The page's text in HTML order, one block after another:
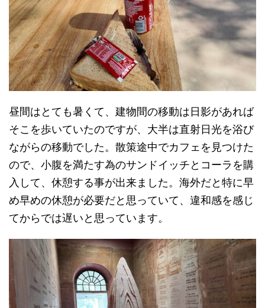
昼間はとても暑くて、建物間の移動は日影があれば
そこを歩いていたのですが、大半は直射日光を浴び
ながらの移動でした。散策途中でカフェを見つけた
ので、小腹を満たす為のサンドイッチとコーラを購
入して、休憩する事が出来ました。海外だと特に早
め早めの休憩が必要だと思っていて、違和感を感じ
てからでは遅いと思っています。